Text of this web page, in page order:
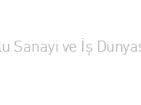
Sanayi ve İş